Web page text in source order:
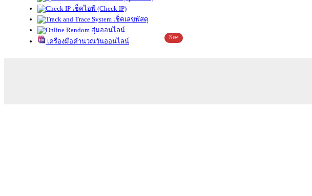
เช็คไอพี (Check IP)
เช็คเลขพัสดุ
สุ่มออนไลน์
เครื่องมือคำนวณวันออนไลน์
New